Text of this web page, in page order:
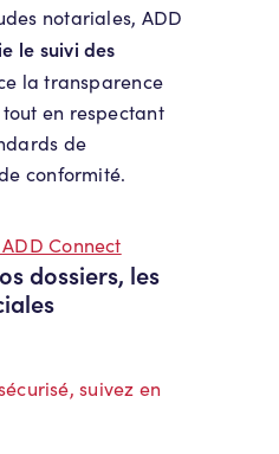
notariales, ADD
le suivi des
la transparence
en respectant
de
conformité.
Connect
dossiers, les
suivez en